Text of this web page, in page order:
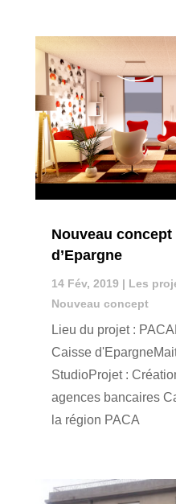
Nouveau concept
d’Epargne
14 Fév, 2019 | Les
Nouveau concept
Lieu du projet :
Caisse
StudioProjet :
agences bancaires
la région PACA